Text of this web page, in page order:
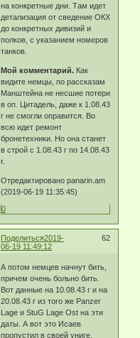
на конкретные дни. Там идет
детализация от сведение ОКХ
до конкретных дивизий и
полков, с указанием номеров
танков.
Мой комментарий. Как
видите немцы, по рассказам
Манштейна не несшие потери
в оп. Цитадель, даже к 1.08.43
г не смогли оправится. Во
всю идет ремонт
бронетехники. Но она станет
в строй с 1.08.43 г по 14.08.43
г.
Отредактировано panarin.am
(2019-06-19 11:35:45)
0
Поделиться 62
2019-
06-19 11:49:12
А потом немцев начнут бить,
причем очень больно бить.
Вот данные на 10.08.43 г и на
20.08.43 г из того же Panzer
Lage и StuG Lage Ost на эти
даты. А вот это Исаев
пропустил в своей униге.